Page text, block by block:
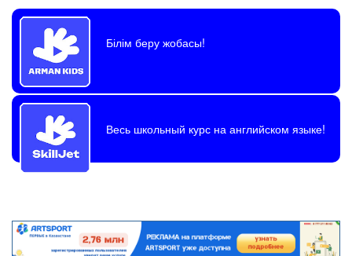
Білім беру жобасы!
Весь школьный курс на английском языке!